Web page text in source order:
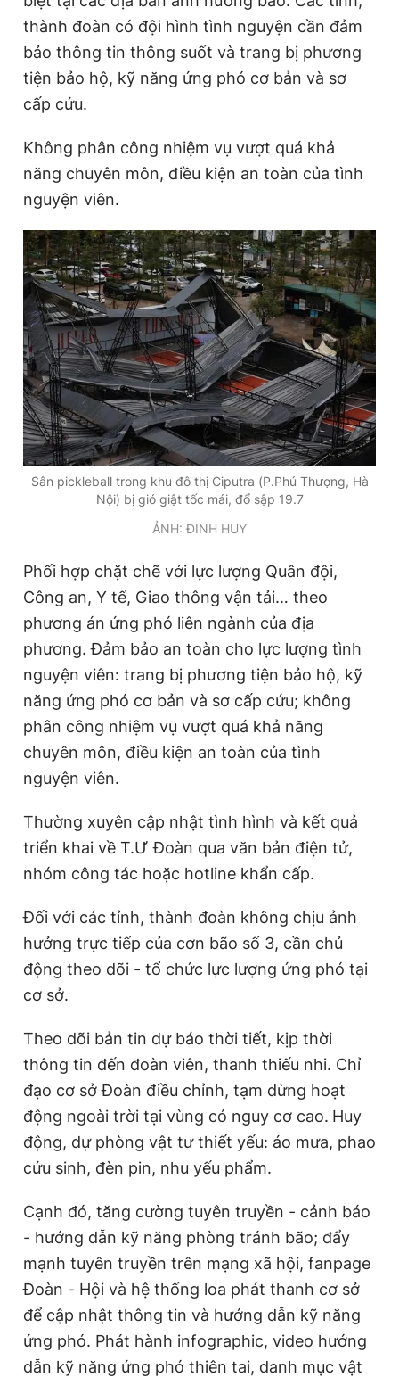
thành đoàn có đội hình tình nguyện cần đảm
bảo thông tin thông suốt và trang bị phương
tiện bảo hộ, kỹ năng ứng phó cơ bản và sơ
cấp cứu.
Không phân công nhiệm vụ vượt quá khả
năng chuyên môn, điều kiện an toàn của tình
nguyện viên.
Sân pickleball trong khu đô thị Ciputra (P.Phú Thượng, Hà
Nội) bị gió giật tốc mái, đổ sập 19.7
ẢNH: ĐINH HUY
Phối hợp chặt chẽ với lực lượng Quân đội,
Công an, Y tế, Giao thông vận tải… theo
phương án ứng phó liên ngành của địa
phương. Đảm bảo an toàn cho lực lượng tình
nguyện viên: trang bị phương tiện bảo hộ, kỹ
năng ứng phó cơ bản và sơ cấp cứu; không
phân công nhiệm vụ vượt quá khả năng
chuyên môn, điều kiện an toàn của tình
nguyện viên.
Thường xuyên cập nhật tình hình và kết quả
triển khai về T.Ư Đoàn qua văn bản điện tử,
nhóm công tác hoặc hotline khẩn cấp.
Đối với các tỉnh, thành đoàn không chịu ảnh
hưởng trực tiếp của cơn bão số 3, cần chủ
động theo dõi - tổ chức lực lượng ứng phó tại
cơ sở.
Theo dõi bản tin dự báo thời tiết, kịp thời
thông tin đến đoàn viên, thanh thiếu nhi. Chỉ
đạo cơ sở Đoàn điều chỉnh, tạm dừng hoạt
động ngoài trời tại vùng có nguy cơ cao. Huy
động, dự phòng vật tư thiết yếu: áo mưa, phao
cứu sinh, đèn pin, nhu yếu phẩm.
Cạnh đó, tăng cường tuyên truyền - cảnh báo
- hướng dẫn kỹ năng phòng tránh bão; đẩy
mạnh tuyên truyền trên mạng xã hội, fanpage
Đoàn - Hội và hệ thống loa phát thanh cơ sở
để cập nhật thông tin và hướng dẫn kỹ năng
ứng phó. Phát hành infographic, video hướng
dẫn kỹ năng ứng phó thiên tai, danh mục vật